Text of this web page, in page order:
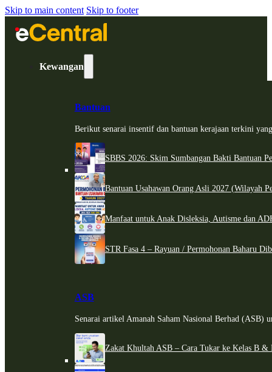
Skip to main content Skip to footer
Kewangan
Bantuan
Berikut senarai insentif dan bantuan kerajaan terkini
SBBS 2026: Skim Sumbangan Bakti Bantuan
Bantuan Usahawan Orang Asli 2027 (Wilayah
Manfaat untuk Anak Disleksia, Autisme dan
STR Fasa 4 – Rayuan / Permohonan Baharu
ASB
Senarai artikel Amanah Saham Nasional Berhad (ASB)
Zakat Khultah ASB – Cara Tukar ke Kelas B &